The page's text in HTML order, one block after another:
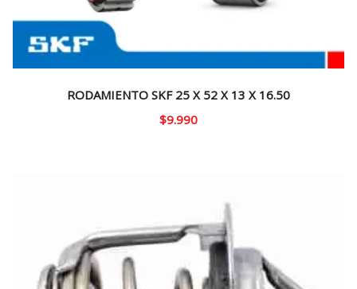
RODAMIENTO SKF 25 X 52 X 13 X 16.50
$9.990